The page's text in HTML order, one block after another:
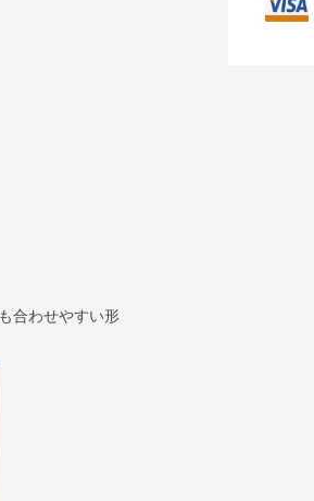
合わせやすい形